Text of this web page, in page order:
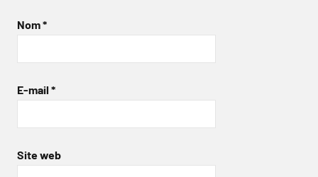
Nom*
E-mail *
Site web